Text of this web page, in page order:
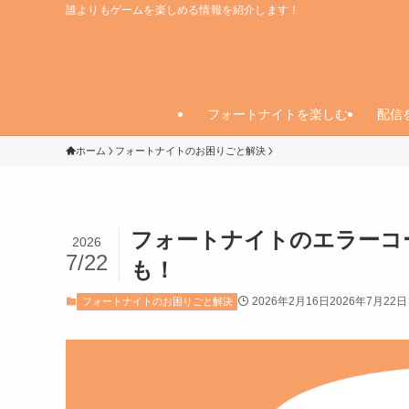
誰よりもゲームを楽しめる情報を紹介します！
フォートナイトを楽しむ 配信
ホーム フォートナイトのお困りごと解決
フォートナイトのエラー
も！
2026
7/22
フォートナイトのお困りごと解決 2026年2月16日 2026年7月22日